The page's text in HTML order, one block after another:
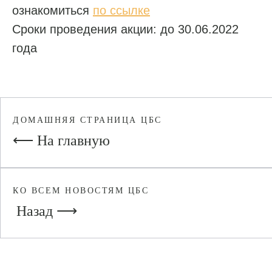
ознакомиться по ссылке
Сроки проведения акции: до 30.06.2022
года
ДОМАШНЯЯ СТРАНИЦА ЦБС
⟵ На главную
КО ВСЕМ НОВОСТЯМ ЦБС
Назад ⟶